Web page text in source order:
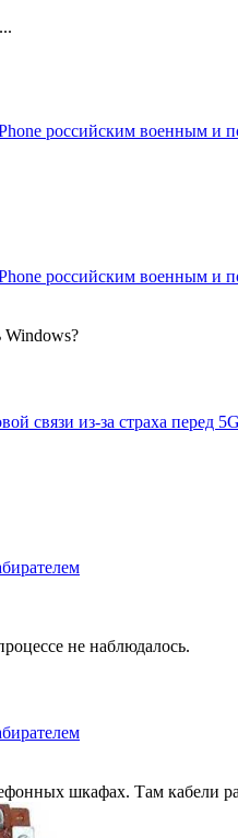
российским военным и
российским военным и
Windows?
связи из-за страха перед 5G
не наблюдалось.
шкафах. Там кабели